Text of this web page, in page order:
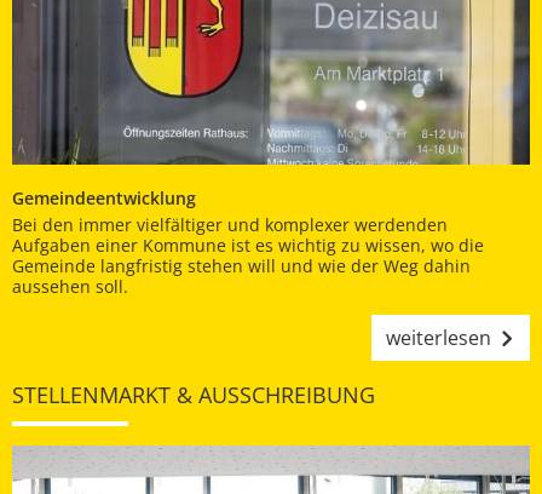
Gemeindeentwicklung
Bei den immer vielfältiger und komplexer werdenden
Aufgaben einer Kommune ist es wichtig zu wissen, wo die
Gemeinde langfristig stehen will und wie der Weg dahin
aussehen soll.
weiterlesen
STELLENMARKT & AUSSCHREIBUNG